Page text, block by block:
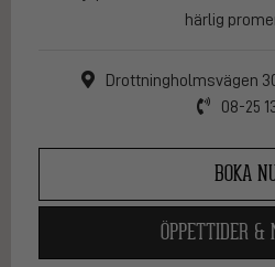
härlig
Drottningholmsvägen
08-25
BOKA
ÖPPETTIDER &